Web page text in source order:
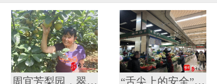
周宜芳梨园，翠冠梨种得好“卖得俏” “舌尖上的安全”靠什么守护？《江苏省食品安全条例（草案）》引发代表委员热议